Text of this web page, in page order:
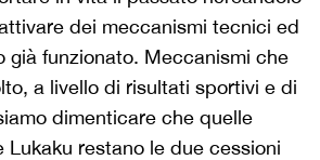
dei meccanismi tecnici ed
già funzionato. Meccanismi che
a livello di risultati sportivi e di
dimenticare che quelle
Lukaku restano le due cessioni